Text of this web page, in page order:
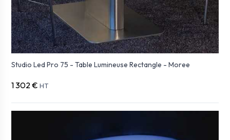
Studio Led Pro 75 - Table Lumineuse Rectangle - Moree
1 302 € HT